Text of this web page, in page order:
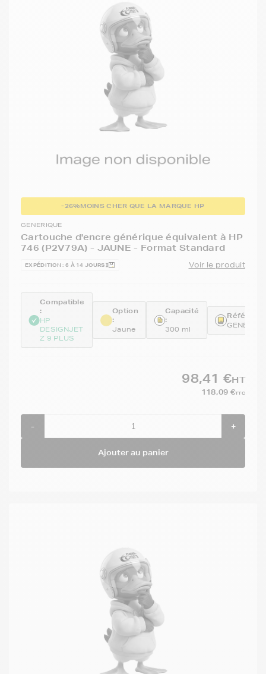
-26%MOINS CHER QUE LA MARQUE HP
GENERIQUE
Cartouche d'encre générique équivalent à HP
746 (P2V79A) - JAUNE - Format Standard
EXPÉDITION : 6 À 14 JOURS Voir le produit
Compatible
:
HP
DESIGNJET
Z 9 PLUS
Option
:
Jaune
Capacité
:
300 ml
98,41 €HT
118,09 €TTC
- +
Ajouter au panier